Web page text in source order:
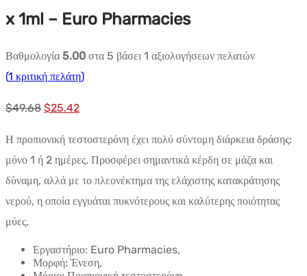
x 1ml – Euro Pharmacies
Βαθμολογία 5.00 στα 5 βάσει 1 αξιολογήσεων πελατών
(1 κριτική πελάτη)
$49.68 Αρχική
$49.68.
$25.42Η
είναι:
Η προπιονική τεστοστερόνη έχει πολύ σύντομη διάρκεια δράσης:
μόνο 1 ή 2 ημέρες. Προσφέρει σημαντικά κέρδη σε μάζα και
δύναμη, αλλά με το πλεονέκτημα της ελάχιστης κατακράτησης
νερού, η οποία εγγυάται πυκνότερους και καλύτερης ποιότητας
μύες.
Εργαστήριο: Euro Pharmacies,
Μορφή: Ένεση,